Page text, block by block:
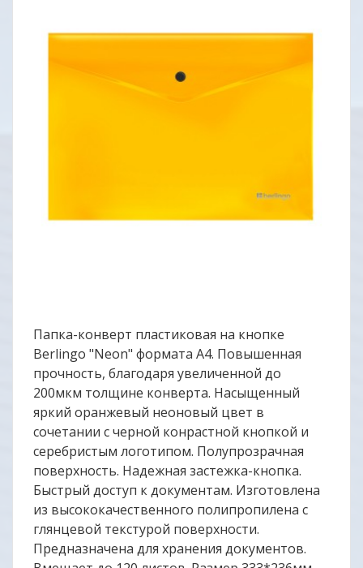
Папка-конверт пластиковая на кнопке
Berlingo "Neon" формата А4. Повышенная
прочность, благодаря увеличенной до
200мкм толщине конверта. Насыщенный
яркий оранжевый неоновый цвет в
сочетании с черной конрастной кнопкой и
серебристым логотипом. Полупрозрачная
поверхность. Надежная застежка-кнопка.
Быстрый доступ к документам. Изготовлена
из высококачественного полипропилена с
глянцевой текстурой поверхности.
Предназначена для хранения документов.